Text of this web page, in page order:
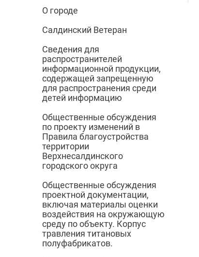
О городе
Салдинский Ветеран
Сведения для
распространителей
информационной продукции,
содержащей запрещенную
для распространения среди
детей информацию
Общественные обсуждения
по проекту изменений в
Правила благоустройства
территории
Верхнесалдинского
городского округа
Общественные обсуждения
проектной документации,
включая материалы оценки
воздействия на окружающую
среду по объекту. Корпус
травления титановых
полуфабрикатов.